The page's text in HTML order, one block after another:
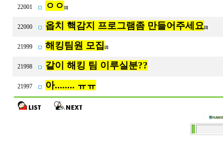
22001 ㅇㅇ [1]
22000 옵치 핵감지 프로그램좀 만들어주세요[1]
21999 해킹팀원 모집 [1]
21998 같이 해킹 팀 이루실분??
21997 아........ ㅠㅠ